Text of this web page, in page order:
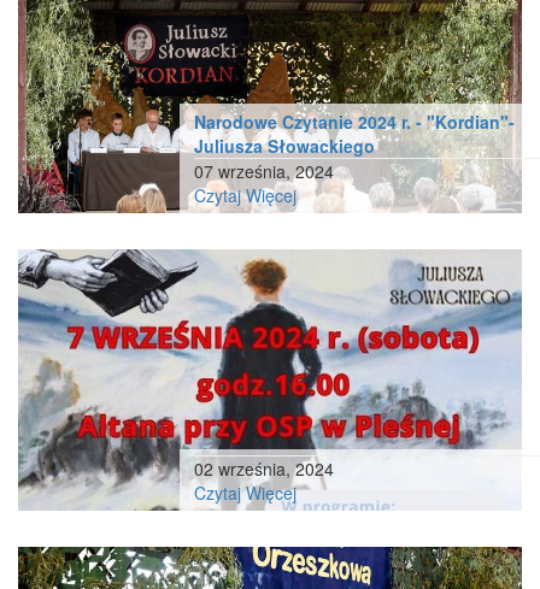
Narodowe Czytanie 2024 r. - "Kordian"-
Juliusza Słowackiego
07 września, 2024
Czytaj Więcej
02 września, 2024
Czytaj Więcej